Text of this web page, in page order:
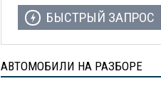
БЫСТРЫЙ ЗАПРОС
АВТОМОБИЛИ НА РАЗБОРЕ